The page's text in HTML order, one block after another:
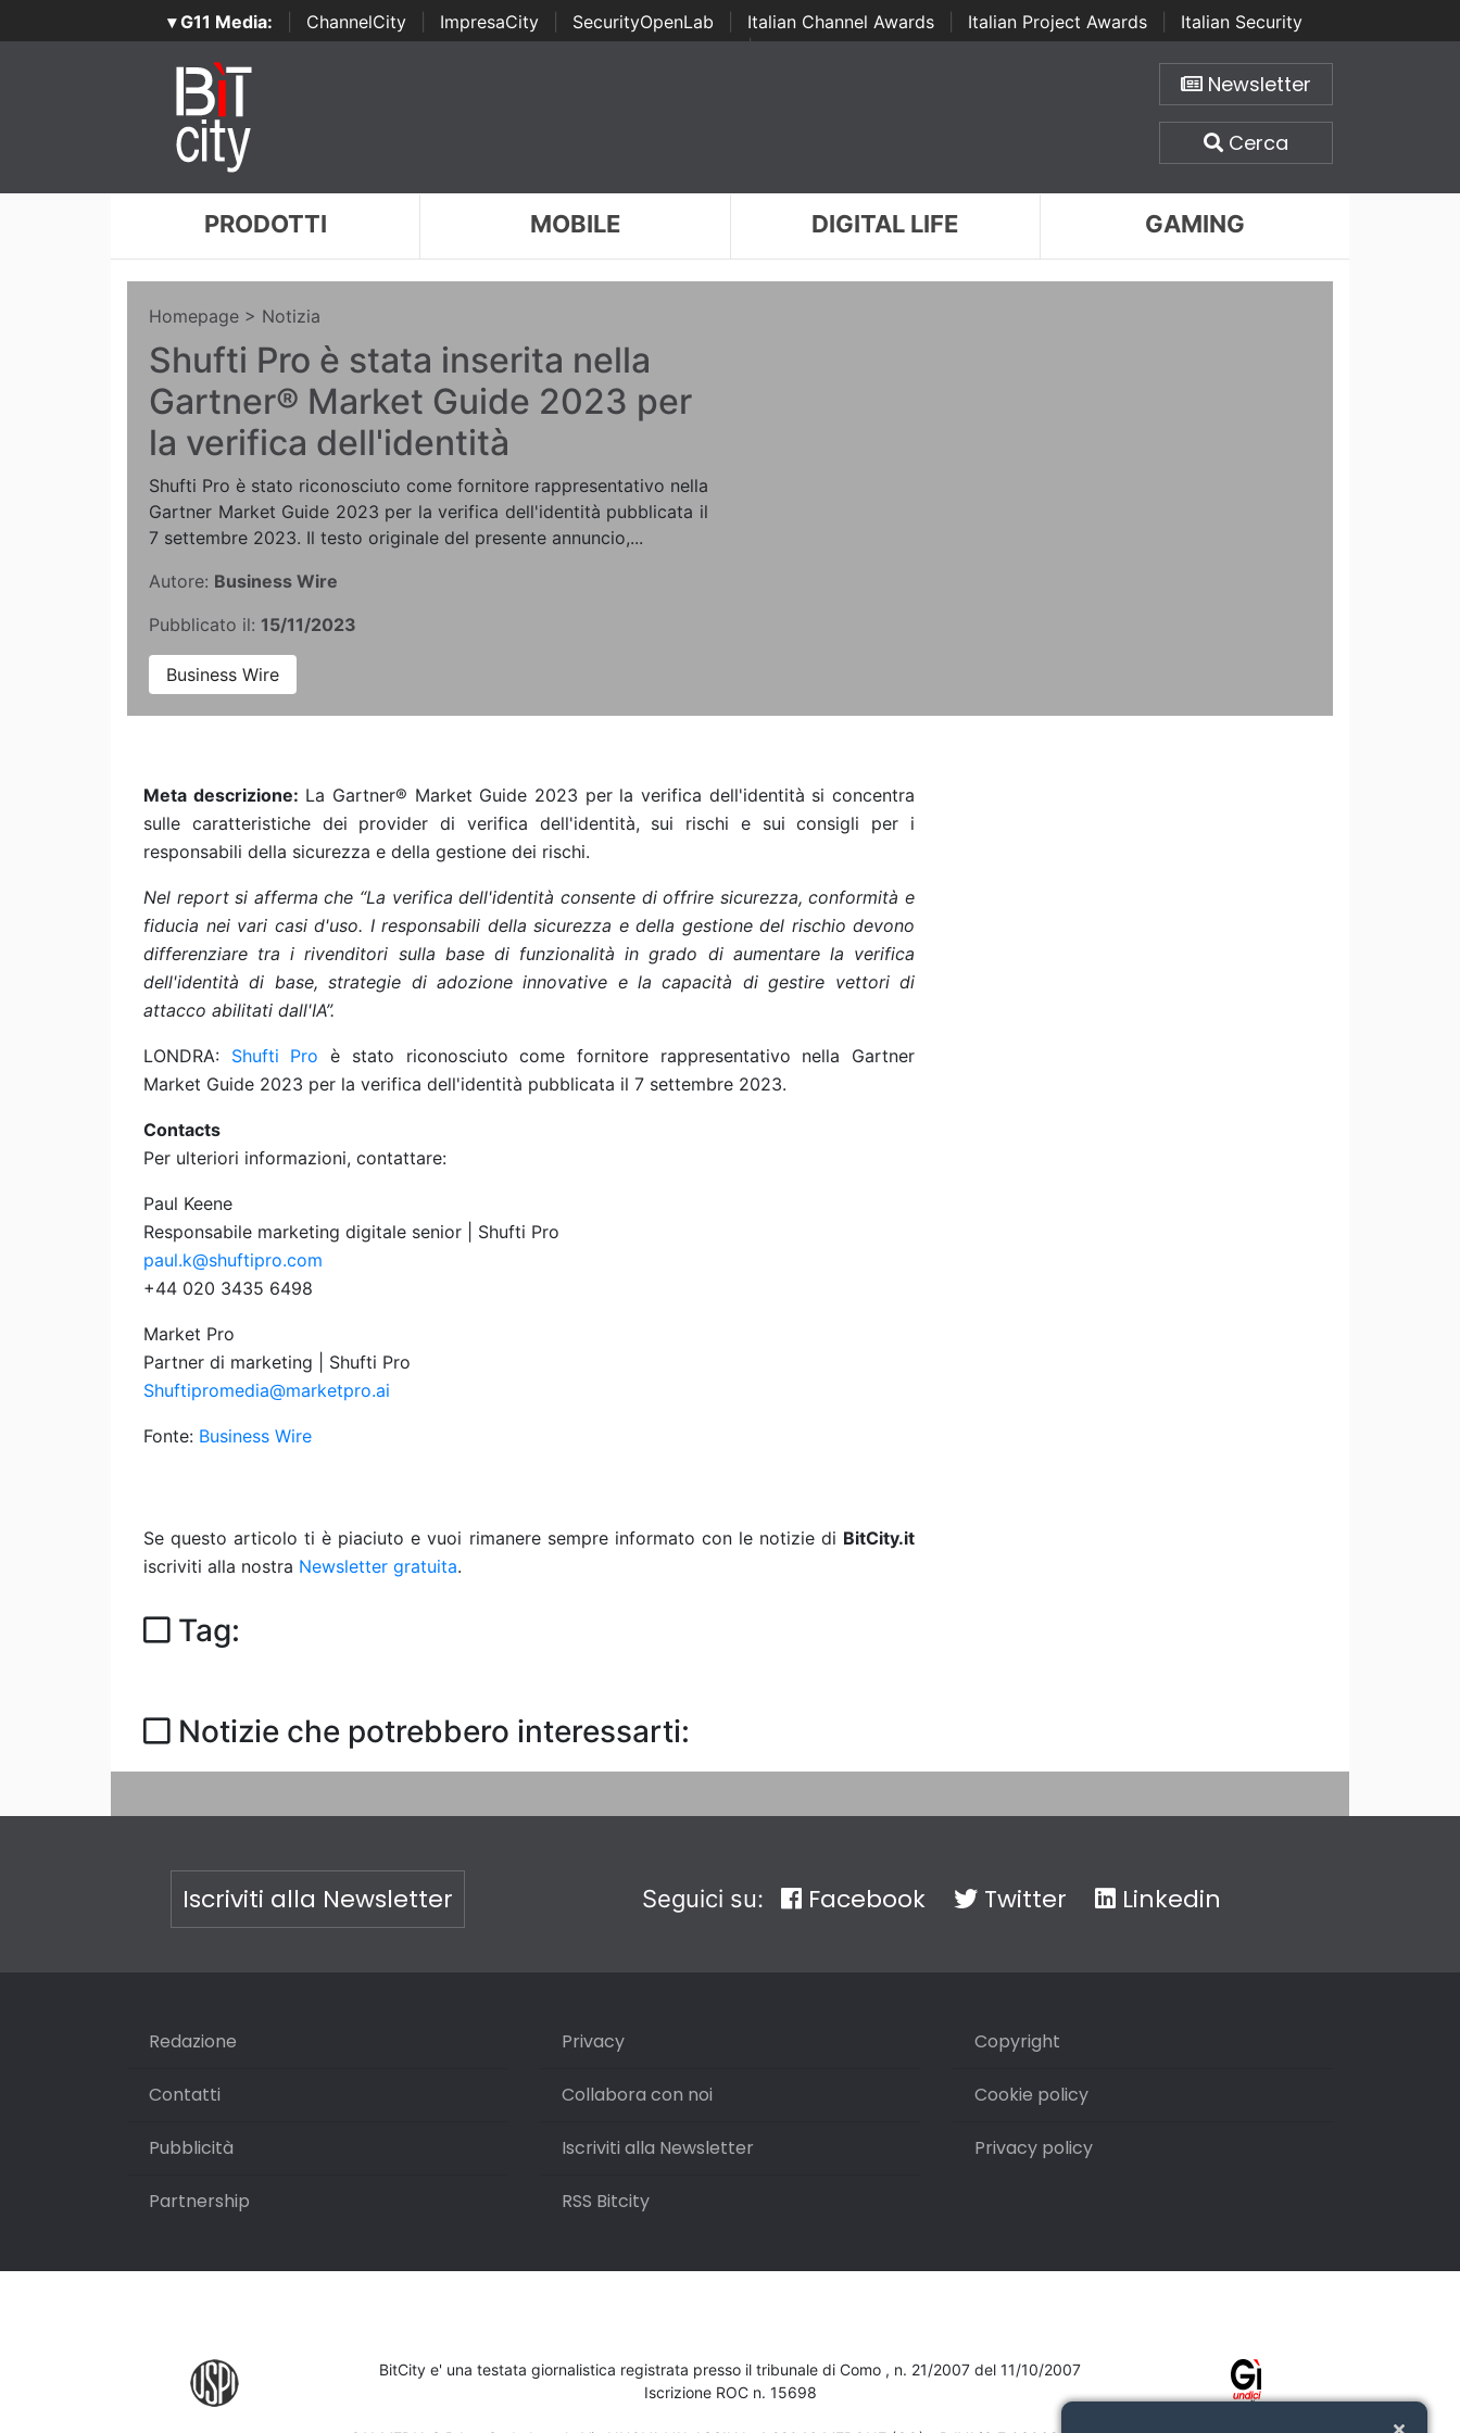
▾ G11 Media: ChannelCity ImpresaCity SecurityOpenLab Italian Channel Awards Italian Project Awards
Italian Security
Awards | ...
Newsletter
Cerca
PRODOTTI MOBILE DIGITAL LIFE GAMING
Homepage > Notizia
Shufti Pro è stata inserita nella
Gartner® Market Guide 2023 per
la verifica dell'identità
Shufti Pro è stato riconosciuto come fornitore rappresentativo nella
Gartner Market Guide 2023 per la verifica dell'identità pubblicata il
7 settembre 2023. Il testo originale del presente annuncio,...
Autore: Business Wire
Pubblicato il: 15/11/2023
Business Wire
Meta descrizione: La Gartner® Market Guide 2023 per la verifica dell'identità si concentra
sulle caratteristiche dei provider di verifica dell'identità, sui rischi e sui consigli per i
responsabili della sicurezza e della gestione dei rischi.
Nel report si afferma che “La verifica dell'identità consente di offrire sicurezza, conformità e
fiducia nei vari casi d'uso. I responsabili della sicurezza e della gestione del rischio devono
differenziare tra i rivenditori sulla base di funzionalità in grado di aumentare la verifica
dell'identità di base, strategie di adozione innovative e la capacità di gestire vettori di
attacco abilitati dall'IA”.
LONDRA: Shufti Pro è stato riconosciuto come fornitore rappresentativo nella Gartner
Market Guide 2023 per la verifica dell'identità pubblicata il 7 settembre 2023.
Contacts
Per ulteriori informazioni, contattare:
Paul Keene
Responsabile marketing digitale senior | Shufti Pro
paul.k@shuftipro.com
+44 020 3435 6498
Market Pro
Partner di marketing | Shufti Pro
Shuftipromedia@marketpro.ai
Fonte: Business Wire
Se questo articolo ti è piaciuto e vuoi rimanere sempre informato con le notizie di BitCity.it
iscriviti alla nostra Newsletter gratuita.
Tag:
Notizie che potrebbero interessarti:
Iscriviti alla Newsletter Seguici su: Facebook Twitter Linkedin
Redazione
Contatti
Pubblicità
Partnership
Privacy
Collabora con noi
Iscriviti alla Newsletter
RSS Bitcity
Copyright
Cookie policy
Privacy policy
BitCity e' una testata giornalistica registrata presso il tribunale di Como , n. 21/2007 del 11/10/2007
Iscrizione ROC n. 15698